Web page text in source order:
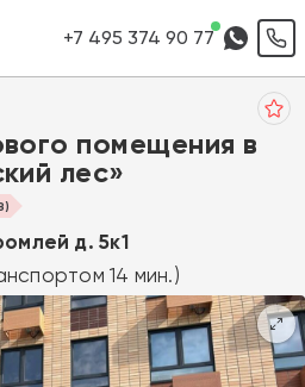
+7 495 374 90 77
помещения в
лес»
д. 5к1
14 мин.)